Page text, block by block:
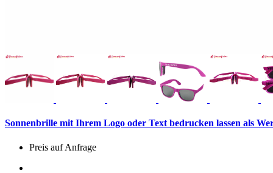
Sonnenbrille mit Ihrem Logo oder Text bedrucken lassen als
Preis auf Anfrage